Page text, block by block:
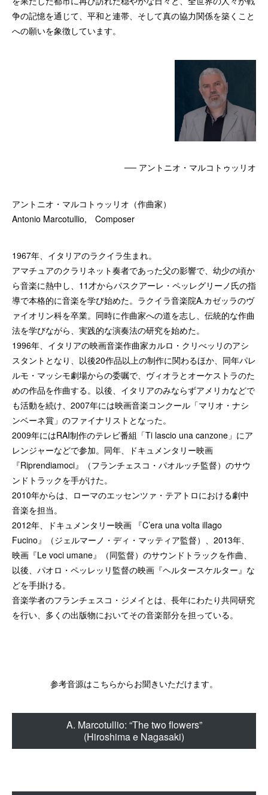
争の記憶を通じて、平和と連帯、そして真の協力関係を築くこと
への願いを象徴しています。
── アントニオ・マルコトゥッリオ
アントニオ・マルコトゥッリオ（作曲家）
Antonio Marcotullio, Composer
1967年、イタリアのラクイラ生まれ。
アマチュアのクラリネット奏者であった父の影響で、幼少の頃か
ら音楽に熱中し、11才からパスクアーレ・ペッレグリーノ氏の指
導で本格的に音楽を学び始めた。ラクイラ音楽院A.カゼッラのヴ
ァイオリン科を卒業。同時に作曲家への道を志し、伝統的な作曲
法を学びながら、実践的な演奏法の研究を始めた。
1996年、イタリアの映画音楽作曲家カルロ・クリべッリのアシ
スタントとなり、以後20作品以上の制作に関わるほか、同年パレ
ルモ・マッシモ劇場からの委嘱で、ヴィオラとオーケストラのた
めの作品を作曲する。以後、イタリアのみならずアメリカなどで
も活動を続け、2007年には映画音楽コンクール「マリオ・ナシ
ンベーネ賞」のファイナリストとなった。
2009年にはRAI制作のテレビ番組「Ti lascio una canzone」にア
レンジャーなどで参加。同年、ドキュメンタリー映画
『Riprendiamoci』（フランチェスコ・パオルッチ監督）のサウ
ンドトラックを手がけた。
2010年からは、ローマのエッセンツァ・テアトロにおける劇中
音楽を担当。
2012年、ドキュメンタリー映画 『C’era una volta illago
Fucino』（ジェルマーノ・ディ・マッティア監督）、2013年、
映画『Le voci umane』（同監督）のサウンドトラックを作曲、
以後、パオロ・ペッレッリ監督の映画『ヘルタースケルター』な
どを手掛ける。
音楽学者のフランチェスコ・ジメイとは、長年にわたり共同研究
を行い、多くの出版物においてその音楽部分を担っている。
参考音源はこちらからお聞きいただけます。
A. Marcotullio: “The two flowers”
(Hiroshima e Nagasaki)